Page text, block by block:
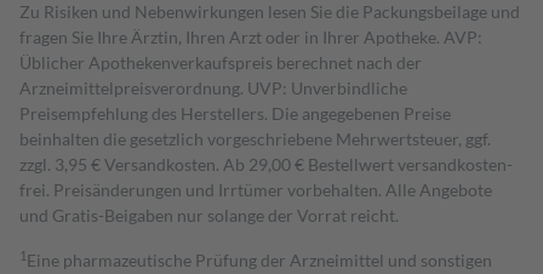
Zu Risiken und Nebenwirkungen lesen Sie die Packungsbeilage und
fragen Sie Ihre Ärztin, Ihren Arzt oder in Ihrer Apotheke. AVP:
Üblicher Apothekenverkaufspreis berechnet nach der
Arzneimittelpreisverordnung. UVP: Unverbindliche
Preisempfehlung des Herstellers. Die angegebenen Preise
beinhalten die gesetzlich vorgeschriebene Mehrwertsteuer, ggf.
zzgl. 3,95 € Versandkosten. Ab 29,00 € Bestell­wert versand­kosten­
frei. Preisänderungen und Irrtümer vorbehalten. Alle Angebote
und Gratis-Beigaben nur solange der Vorrat reicht.
1 Eine pharmazeutische Prüfung der Arzneimittel und sonstigen